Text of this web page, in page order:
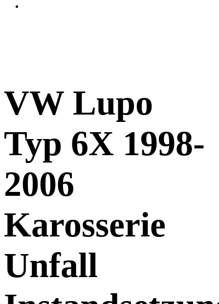
VW Lupo
Typ 6X 1998-
2006
Karosserie
Unfall